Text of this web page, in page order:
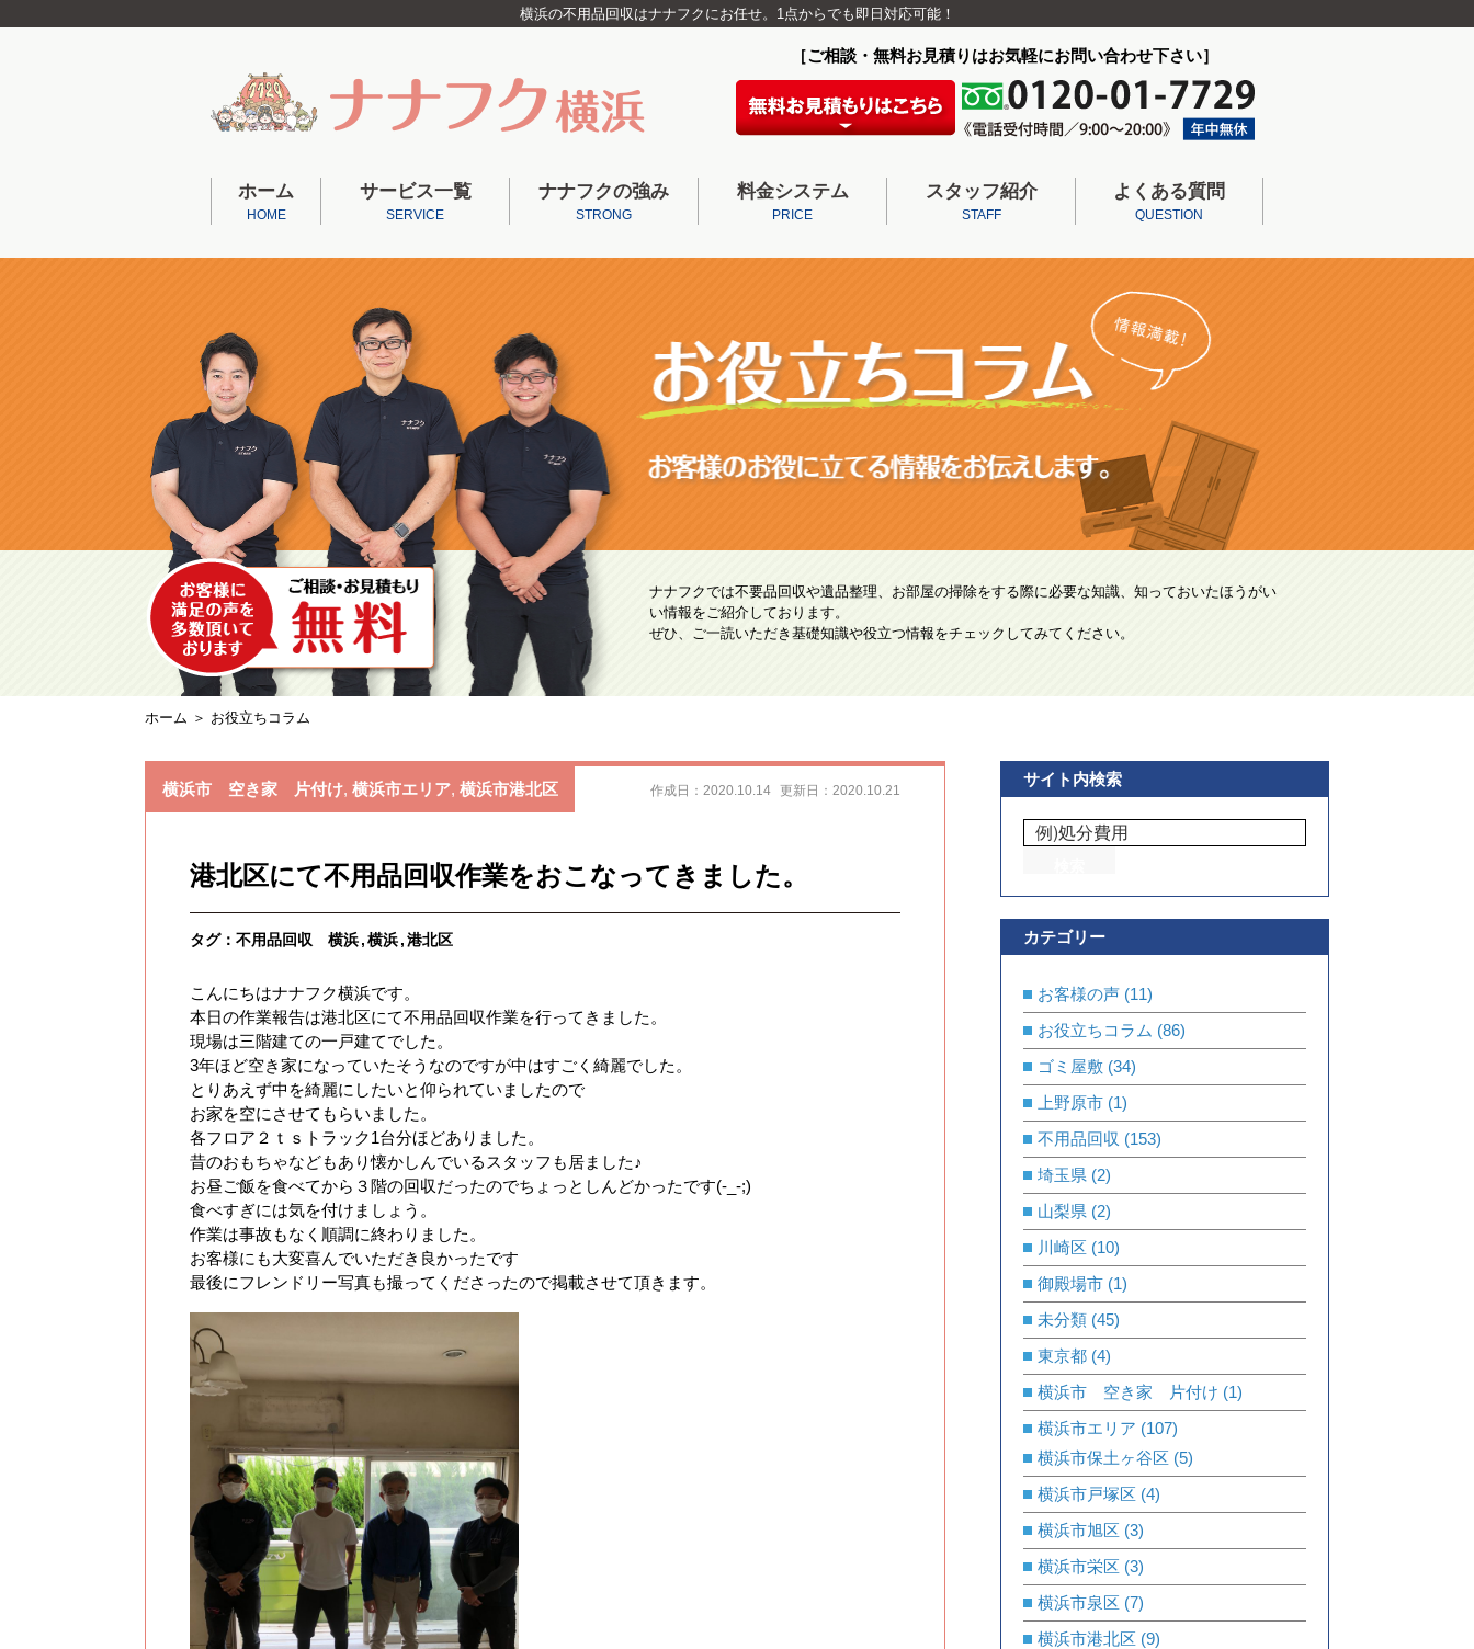
横浜の不用品回収はナナフクにお任せ。1点からでも即日対応可能！
［ご相談・無料お見積りはお気軽にお問い合わせ下さい］
ホーム
HOME
サービス一覧
SERVICE
ナナフクの強み
STRONG
料金システム
PRICE
スタッフ紹介
STAFF
よくある質問
QUESTION
ナナフクでは不要品回収や遺品整理、お部屋の掃除をする際に必要な知識、知っておいたほうがい
い情報をご紹介しております。
ぜひ、ご一読いただき基礎知識や役立つ情報をチェックしてみてください。
ホーム ＞ お役立ちコラム
横浜市 空き家 片付け, 横浜市エリア, 横浜市港北区 作成日：2020.10.14 更新日：2020.10.21
港北区にて不用品回収作業をおこなってきました。
タグ： 不用品回収 横浜 横浜 港北区
こんにちはナナフク横浜です。
本日の作業報告は港北区にて不用品回収作業を行ってきました。
現場は三階建ての一戸建てでした。
3年ほど空き家になっていたそうなのですが中はすごく綺麗でした。
とりあえず中を綺麗にしたいと仰られていましたので
お家を空にさせてもらいました。
各フロア２ｔｓトラック1台分ほどありました。
昔のおもちゃなどもあり懐かしんでいるスタッフも居ました♪
お昼ご飯を食べてから３階の回収だったのでちょっとしんどかったです(-_-;)
食べすぎには気を付けましょう。
作業は事故もなく順調に終わりました。
お客様にも大変喜んでいただき良かったです
最後にフレンドリー写真も撮ってくださったので掲載させて頂きます。
サイト内検索
カテゴリー
お客様の声 (11)
お役立ちコラム (86)
ゴミ屋敷 (34)
上野原市 (1)
不用品回収 (153)
埼玉県 (2)
山梨県 (2)
川崎区 (10)
御殿場市 (1)
未分類 (45)
東京都 (4)
横浜市 空き家 片付け (1)
横浜市エリア (107)
横浜市保土ヶ谷区 (5)
横浜市戸塚区 (4)
横浜市旭区 (3)
横浜市栄区 (3)
横浜市泉区 (7)
横浜市港北区 (9)